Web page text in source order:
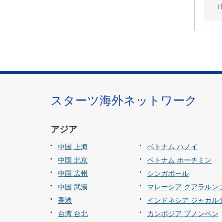
スターツ海外ネットワーク
アジア
中国 上海
中国 北京
中国 広州
中国 武漢
香港
台湾 台北
ベトナム ハノイ
ベトナム ホーチミン
シンガポール
マレーシア クアラルン
インドネシア ジャカル
カンボジア プノンペン